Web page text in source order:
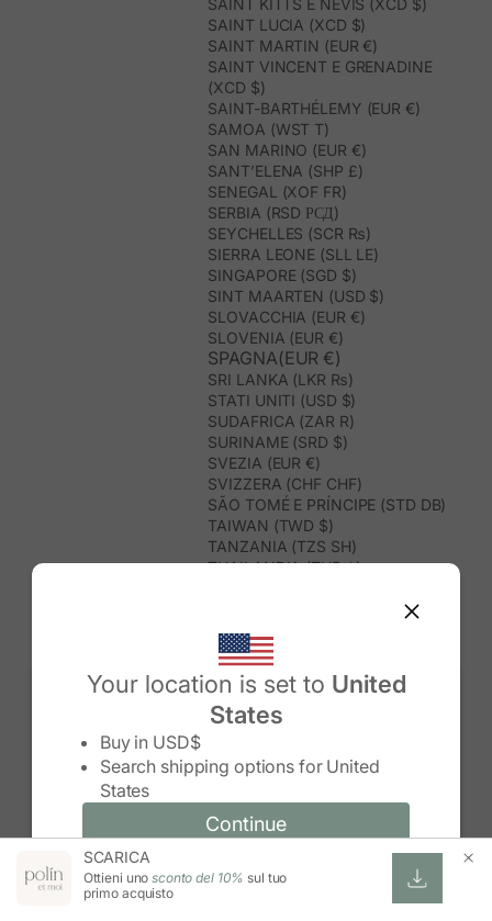
Your location is set to United
States
Buy in USD$
Search shipping options for United
States
Continue
Change country/region and language
Change country/region
Continue
SAINT KITTS E NEVIS (XCD $)
SAINT LUCIA (XCD $)
SAINT MARTIN (EUR €)
SAINT VINCENT E GRENADINE
(XCD $)
SAINT-BARTHÉLEMY (EUR €)
SAMOA (WST T)
SAN MARINO (EUR €)
SANT’ELENA (SHP £)
SENEGAL (XOF FR)
SERBIA (RSD РСД)
SEYCHELLES (SCR ₨)
SIERRA LEONE (SLL LE)
SINGAPORE (SGD $)
SINT MAARTEN (USD $)
SLOVACCHIA (EUR €)
SLOVENIA (EUR €)
SPAGNA(EUR €)
SRI LANKA (LKR ₨)
STATI UNITI (USD $)
SUDAFRICA (ZAR R)
SURINAME (SRD $)
SVEZIA (EUR €)
SVIZZERA (CHF CHF)
SÃO TOMÉ E PRÍNCIPE (STD DB)
TAIWAN (TWD $)
TANZANIA (TZS SH)
THAILANDIA (THB ฿)
TONGA (TOP T$)
TRINIDAD E TOBAGO (TTD $)
TUNISIA (USD $)
TURCHIA (TRY ₺)
TURKMENISTAN (USD $)
UNGHERIA (EUR €)
UZBEKISTAN (UZS SO'M)
VANUATU (VUV VT)
VIETNAM (VND ₫)
WALLIS E FUTUNA (XPF FR)
SCARICA
Ottieni unosconto del 10% sul tuo
primo acquisto